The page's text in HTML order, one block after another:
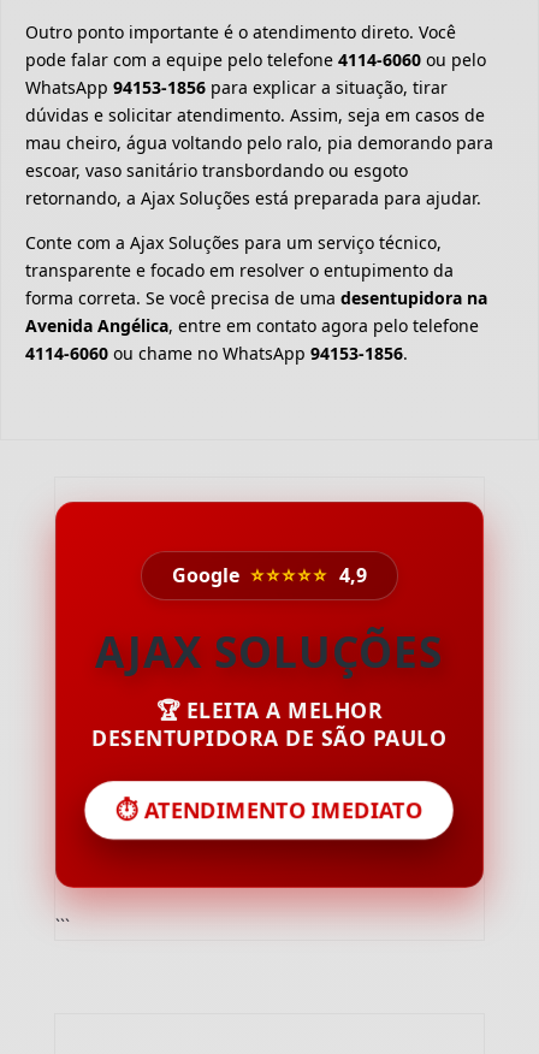
Outro ponto importante é o atendimento direto. Você
pode falar com a equipe pelo telefone 4114-6060 ou pelo
WhatsApp 94153-1856 para explicar a situação, tirar
dúvidas e solicitar atendimento. Assim, seja em casos de
mau cheiro, água voltando pelo ralo, pia demorando para
escoar, vaso sanitário transbordando ou esgoto
retornando, a Ajax Soluções está preparada para ajudar.
Conte com a Ajax Soluções para um serviço técnico,
transparente e focado em resolver o entupimento da
forma correta. Se você precisa de uma desentupidora na
Avenida Angélica, entre em contato agora pelo telefone
4114-6060 ou chame no WhatsApp 94153-1856.
Google ⭐⭐⭐⭐⭐ 4,9
AJAX SOLUÇÕES
🏆 ELEITA A MELHOR
DESENTUPIDORA DE SÃO PAULO
⏱️ ATENDIMENTO IMEDIATO
```